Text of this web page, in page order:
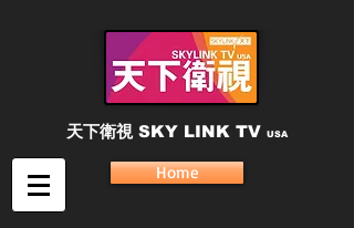
天下衛視 SKY LINK TV USA
Home